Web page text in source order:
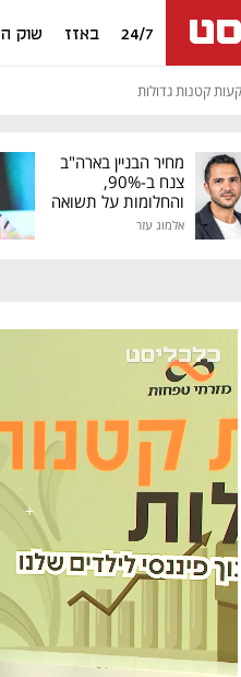
24/7 באזז שוק
קטנות גדולות
מחיר הבניין בארה"ב
צנח ב-90%,
והחלומות על תשואה
גבוהה התנפצו
אלמוג עזר
HD